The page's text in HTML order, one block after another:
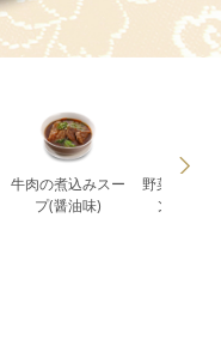
牛肉の煮込みスー
プ(醤油味)
野菜と豚肉
ンタンス